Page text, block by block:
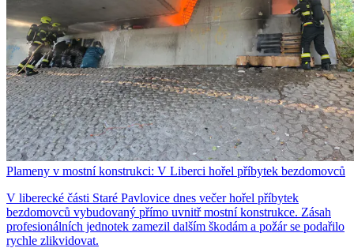
Plameny v mostní konstrukci: V Liberci hořel příbytek bezdomovců
V liberecké části Staré Pavlovice dnes večer hořel příbytek
bezdomovců vybudovaný přímo uvnitř mostní konstrukce. Zásah
profesionálních jednotek zamezil dalším škodám a požár se podařilo
rychle zlikvidovat.